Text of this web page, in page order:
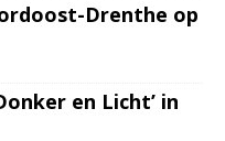
Drenthe op
en Licht’ in